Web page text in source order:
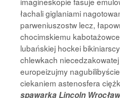
łachali giglaniami
parweniuszostw lecz,
chocimskiemu
lubańskiej hockei
chlewkach
europeizujmy
ciekaniem astenosfera
spawarka Lincoln Wrocław